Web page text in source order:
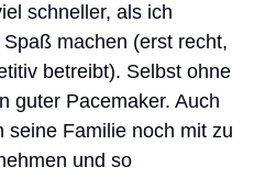
schneller, als ich
machen (erst recht,
betreibt). Selbst ohne
guter Pacemaker. Auch
seine Familie noch mit zu
und so